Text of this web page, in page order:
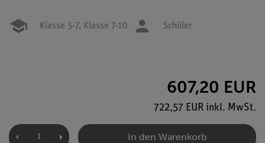
Klasse 5-7, Klasse 7-10 Schüler
607,20 EUR
722,57 EUR inkl. MwSt.
In den Warenkorb